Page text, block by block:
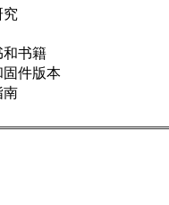
究
和书籍
固件版本
南